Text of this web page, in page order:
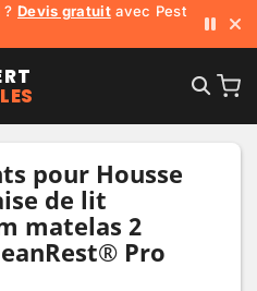
?Devis gratuitavec Pest Run
YouTube !
pour Housse
de lit
matelas 2
Pro